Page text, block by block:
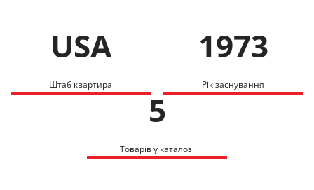
USA
Штаб квартира
1973
Рік заснування
5
Товарів у каталозі